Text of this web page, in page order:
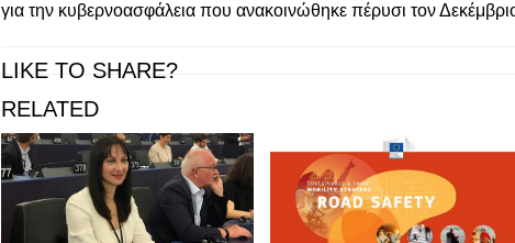
για την κυβερνοασφάλεια που ανακοινώθηκε πέρυσι τον
LIKE TO SHARE?
RELATED